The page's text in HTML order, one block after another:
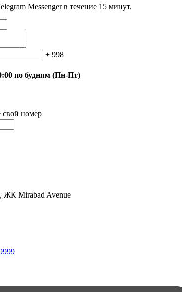
Messenger в течение 15 минут.
+ 998
по будням (Пн-Пт)
свой номер
ЖК Mirabad Avenue